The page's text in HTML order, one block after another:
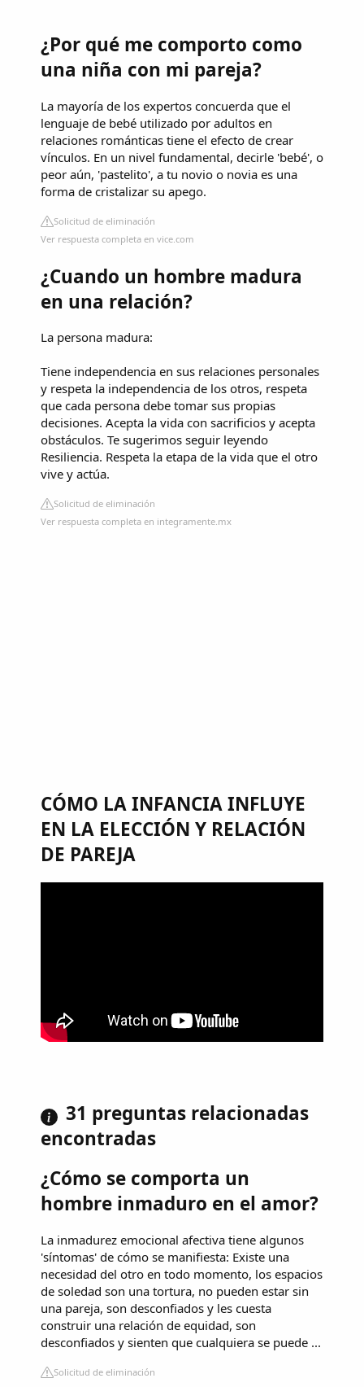
¿Por qué me comporto como
una niña con mi pareja?
La mayoría de los expertos concuerda que el
lenguaje de bebé utilizado por adultos en
relaciones románticas tiene el efecto de crear
vínculos. En un nivel fundamental, decirle 'bebé', o
peor aún, 'pastelito', a tu novio o novia es una
forma de cristalizar su apego.
Solicitud de eliminación
Ver respuesta completa en vice.com
¿Cuando un hombre madura
en una relación?
La persona madura:
Tiene independencia en sus relaciones personales
y respeta la independencia de los otros, respeta
que cada persona debe tomar sus propias
decisiones. Acepta la vida con sacrificios y acepta
obstáculos. Te sugerimos seguir leyendo
Resiliencia. Respeta la etapa de la vida que el otro
vive y actúa.
Solicitud de eliminación
Ver respuesta completa en integramente.mx
CÓMO LA INFANCIA INFLUYE
EN LA ELECCIÓN Y RELACIÓN
DE PAREJA
31 preguntas relacionadas
encontradas
¿Cómo se comporta un
hombre inmaduro en el amor?
La inmadurez emocional afectiva tiene algunos
'síntomas' de cómo se manifiesta: Existe una
necesidad del otro en todo momento, los espacios
de soledad son una tortura, no pueden estar sin
una pareja, son desconfiados y les cuesta
construir una relación de equidad, son
desconfiados y sienten que cualquiera se puede ...
Solicitud de eliminación